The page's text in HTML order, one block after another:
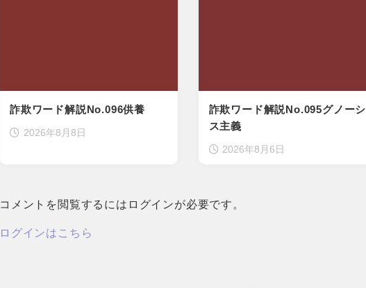
詐欺ワード解説No.096供養
2026年8月8日
詐欺ワード解説No.095グノーシ
ス主義
2026年8月6日
コメントを閲覧するにはログインが必要です。
ログインはこちら